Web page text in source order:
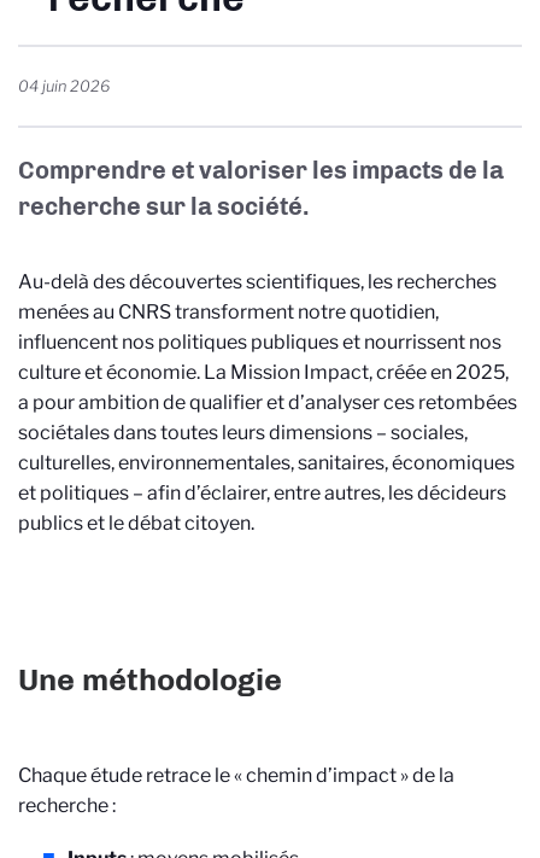
04 juin 2026
Comprendre et valoriser les impacts de la
recherche sur la société.
Au-delà des découvertes scientifiques, les recherches
menées au CNRS transforment notre quotidien,
influencent nos politiques publiques et nourrissent nos
culture et économie. La Mission Impact, créée en 2025,
a pour ambition de qualifier et d’analyser ces retombées
sociétales dans toutes leurs dimensions – sociales,
culturelles, environnementales, sanitaires, économiques
et politiques – afin d’éclairer, entre autres, les décideurs
publics et le débat citoyen.
Une méthodologie
Chaque étude retrace le « chemin d’impact » de la
recherche :